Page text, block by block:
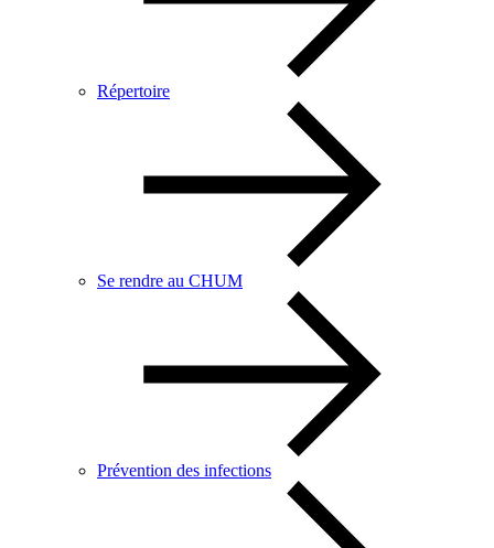
Répertoire
Se rendre au CHUM
Prévention des infections